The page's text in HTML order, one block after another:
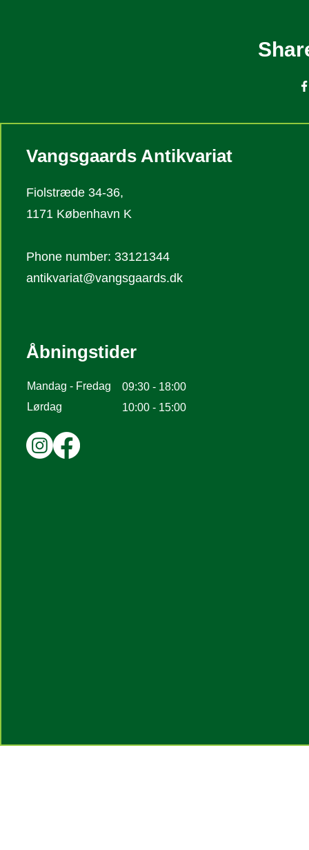
Vangsgaards Antikvariat
Fiolstræde 34-36,
1171 København K
Phone number: 33121344
antikvariat@vangsgaards.dk
Åbningstider
09:30 - 18:00
Mandag - Fredag
10:00 - 15:00
Lørdag